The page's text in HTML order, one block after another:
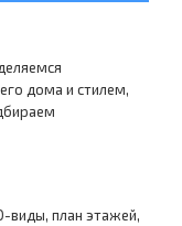
дома и стилем,
виды, план этажей,